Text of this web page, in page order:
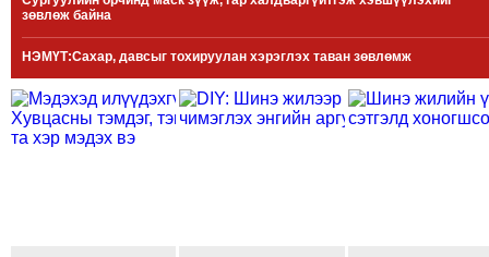
МЭДЭХҮЙ
ТЕХНОЛОГИ
ЭРДЭНЭТ
ҮЙЛДВЭРИЙН
ЭРГЭН
зөвлөж байна
НЭМҮТ:Сахар, давсыг тохируулан хэрэглэх таван зөвлөмж